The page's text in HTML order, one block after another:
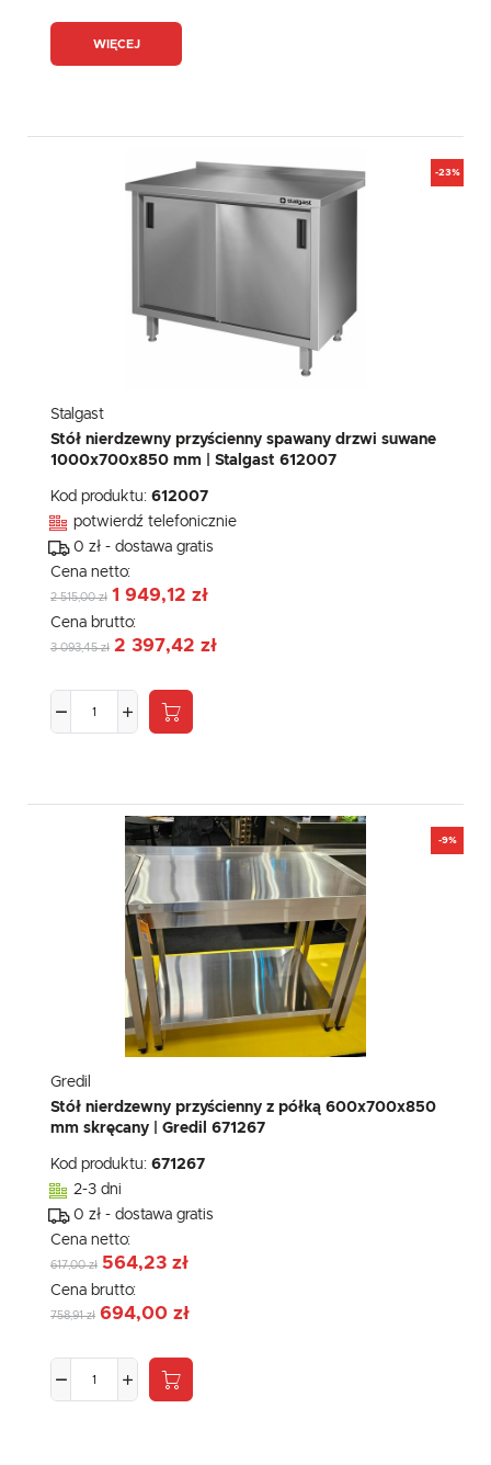
WIĘCEJ
-23%
Stalgast
Stół nierdzewny przyścienny spawany drzwi suwane
1000x700x850 mm | Stalgast 612007
Kod produktu: 612007
potwierdź telefonicznie
0 zł - dostawa gratis
Cena netto:
2 515,00 zł 1 949,12 zł
Cena brutto:
3 093,45 zł 2 397,42 zł
-9%
Gredil
Stół nierdzewny przyścienny z półką 600x700x850
mm skręcany | Gredil 671267
Kod produktu: 671267
2-3 dni
0 zł - dostawa gratis
Cena netto:
617,00 zł 564,23 zł
Cena brutto:
758,91 zł 694,00 zł